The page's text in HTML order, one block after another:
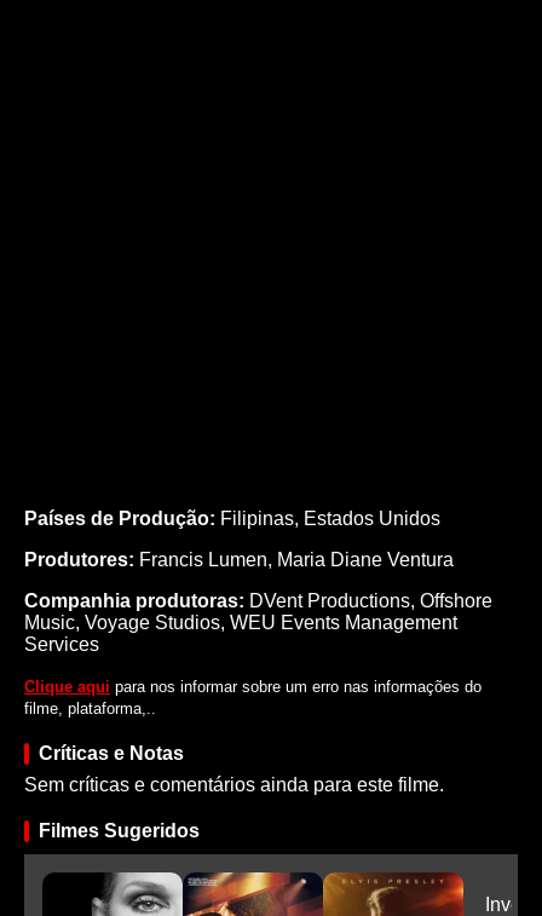
Países de Produção: Filipinas, Estados Unidos
Produtores: Francis Lumen, Maria Diane Ventura
Companhia produtoras: DVent Productions, Offshore
Music, Voyage Studios, WEU Events Management
Services
Clique aqui para nos informar sobre um erro nas informações do
filme, plataforma,..
Críticas e Notas
Sem críticas e comentários ainda para este filme.
Filmes Sugeridos